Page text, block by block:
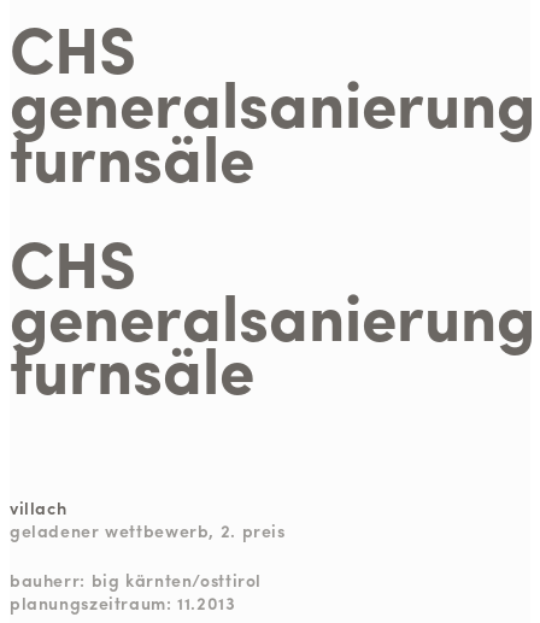
CHS
generalsanierung
turnsäle
CHS
generalsanierung
turnsäle
villach
geladener wettbewerb, 2. preis
bauherr: big kärnten/osttirol
planungszeitraum: 11.2013